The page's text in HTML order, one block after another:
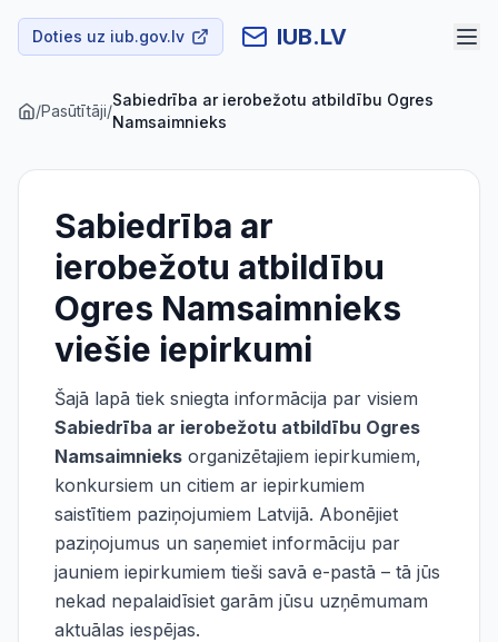
Doties uz iub.gov.lv IUB.LV
/Pasūtītāji/
Sabiedrība ar ierobežotu atbildību Ogres
Namsaimnieks
Sabiedrība ar
ierobežotu atbildību
Ogres Namsaimnieks
viešie iepirkumi
Šajā lapā tiek sniegta informācija par visiem
Sabiedrība ar ierobežotu atbildību Ogres
Namsaimnieks organizētajiem iepirkumiem,
konkursiem un citiem ar iepirkumiem
saistītiem paziņojumiem Latvijā. Abonējiet
paziņojumus un saņemiet informāciju par
jauniem iepirkumiem tieši savā e-pastā – tā jūs
nekad nepalaidīsiet garām jūsu uzņēmumam
aktuālas iespējas.